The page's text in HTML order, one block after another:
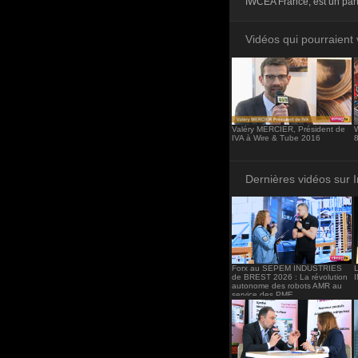
<iframe
Vidéos qui pourraient
Valéry MERCIER, Président de
IVA à Wire & Tube 2016
Dernières vidéos sur
Forx au SEPEM INDUSTRIES
de BREST 2026 : La révolution
autonome des robots AMR au
service des PME